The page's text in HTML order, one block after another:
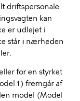
driftspersonale
kan
er udlejet i
står i nærheden
for en styrket
1) fremgår af
model (Model